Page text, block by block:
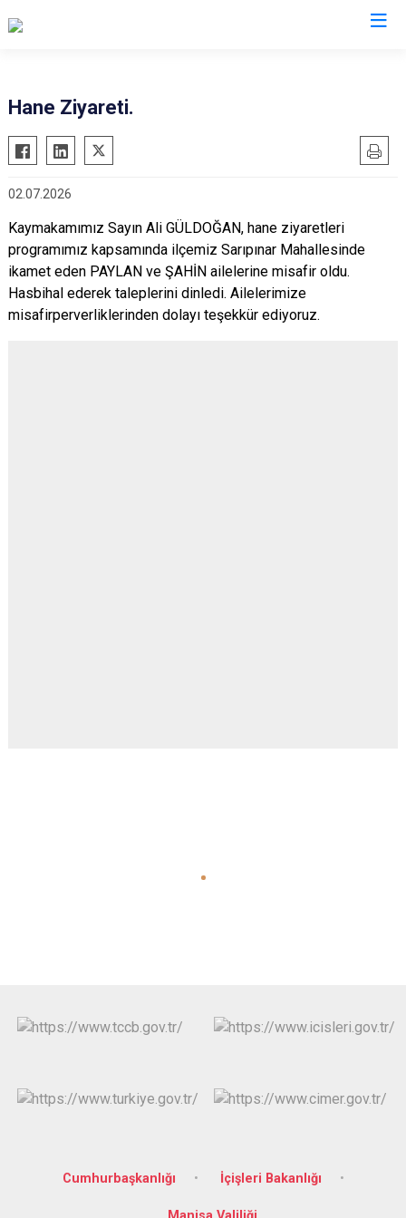
Ahmetli
Akhisar
Alaşehir
Demirci
Gölmarmara
Gördes
Kırkağaç
Selendi
Soma
Turgutlu
Şehzadeler
Hane Ziyareti.
02.07.2026
Kaymakamımız Sayın Ali GÜLDOĞAN, hane ziyaretleri
programımız kapsamında ilçemiz Sarıpınar Mahallesinde
ikamet eden PAYLAN ve ŞAHİN ailelerine misafir oldu.
Hasbihal ederek taleplerini dinledi. Ailelerimize
misafirperverliklerinden dolayı teşekkür ediyoruz.
Cumhurbaşkanlığı İçişleri Bakanlığı